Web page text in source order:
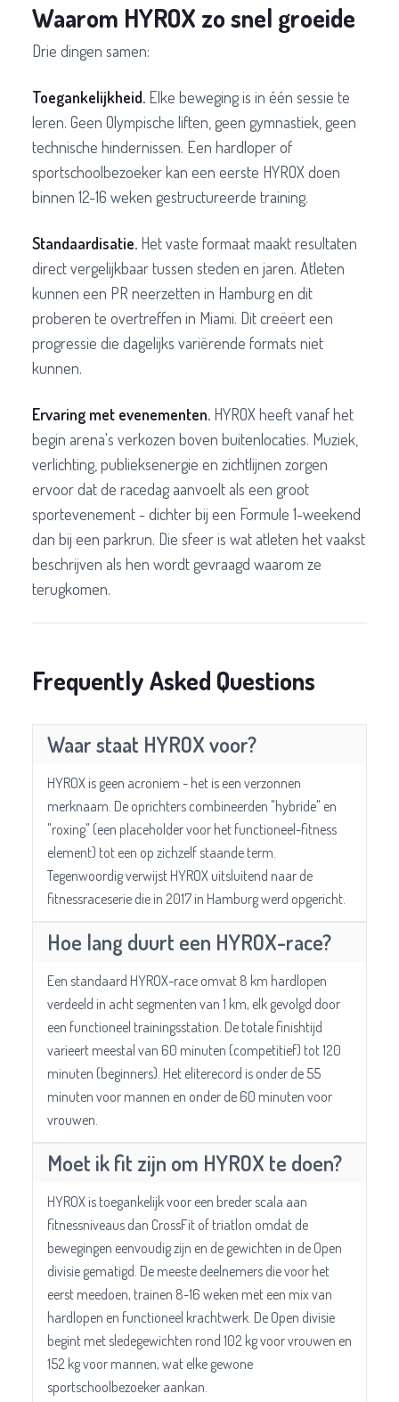
Waarom HYROX zo snel groeide
Drie dingen samen:
Toegankelijkheid. Elke beweging is in één sessie te
leren. Geen Olympische liften, geen gymnastiek, geen
technische hindernissen. Een hardloper of
sportschoolbezoeker kan een eerste HYROX doen
binnen 12-16 weken gestructureerde training.
Standaardisatie. Het vaste formaat maakt resultaten
direct vergelijkbaar tussen steden en jaren. Atleten
kunnen een PR neerzetten in Hamburg en dit
proberen te overtreffen in Miami. Dit creëert een
progressie die dagelijks variërende formats niet
kunnen.
Ervaring met evenementen. HYROX heeft vanaf het
begin arena's verkozen boven buitenlocaties. Muziek,
verlichting, publieksenergie en zichtlijnen zorgen
ervoor dat de racedag aanvoelt als een groot
sportevenement - dichter bij een Formule 1-weekend
dan bij een parkrun. Die sfeer is wat atleten het vaakst
beschrijven als hen wordt gevraagd waarom ze
terugkomen.
Frequently Asked Questions
Waar staat HYROX voor?
HYROX is geen acroniem - het is een verzonnen
merknaam. De oprichters combineerden "hybride" en
"roxing" (een placeholder voor het functioneel-fitness
element) tot een op zichzelf staande term.
Tegenwoordig verwijst HYROX uitsluitend naar de
fitnessraceserie die in 2017 in Hamburg werd opgericht.
Hoe lang duurt een HYROX-race?
Een standaard HYROX-race omvat 8 km hardlopen
verdeeld in acht segmenten van 1 km, elk gevolgd door
een functioneel trainingsstation. De totale finishtijd
varieert meestal van 60 minuten (competitief) tot 120
minuten (beginners). Het eliterecord is onder de 55
minuten voor mannen en onder de 60 minuten voor
vrouwen.
Moet ik fit zijn om HYROX te doen?
HYROX is toegankelijk voor een breder scala aan
fitnessniveaus dan CrossFit of triatlon omdat de
bewegingen eenvoudig zijn en de gewichten in de Open
divisie gematigd. De meeste deelnemers die voor het
eerst meedoen, trainen 8-16 weken met een mix van
hardlopen en functioneel krachtwerk. De Open divisie
begint met sledegewichten rond 102 kg voor vrouwen en
152 kg voor mannen, wat elke gewone
sportschoolbezoeker aankan.